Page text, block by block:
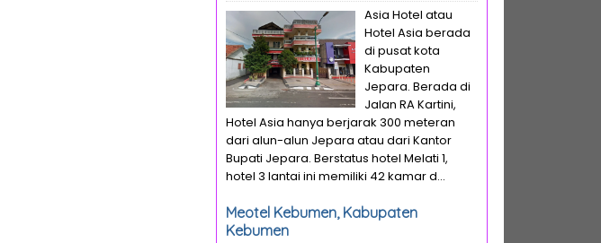
Asia Hotel atau
Hotel Asia berada
di pusat kota
Kabupaten
Jepara. Berada di
Jalan RA Kartini,
Hotel Asia hanya berjarak 300 meteran
dari alun-alun Jepara atau dari Kantor
Bupati Jepara. Berstatus hotel Melati 1,
hotel 3 lantai ini memiliki 42 kamar d...
Meotel Kebumen, Kabupaten
Kebumen